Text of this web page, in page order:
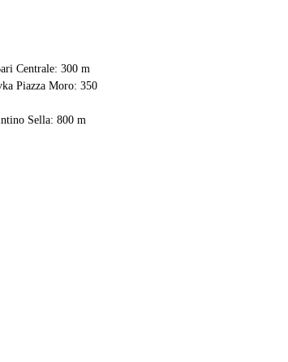
Centrale: 300 m
Piazza Moro: 350
Sella: 800 m